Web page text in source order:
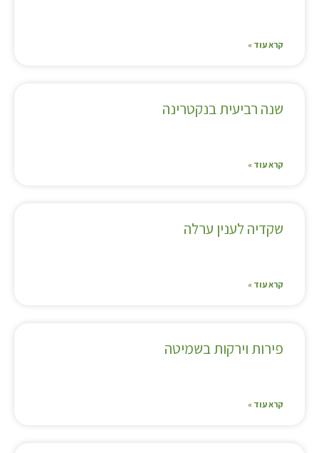
קרא עוד »
שנה רביעית בנקטרינה
קרא עוד »
שקדיה לענין ערלה
קרא עוד »
פירות וירקות בשמיטה
קרא עוד »